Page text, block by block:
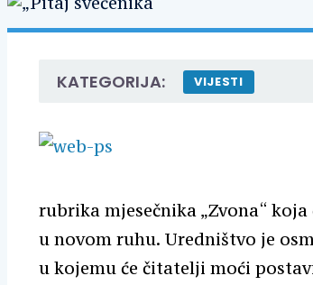
KATEGORIJA: VIJESTI
rubrika mjesečnika „Zvona“
u novom ruhu. Uredništvo je
u kojemu će čitatelji moći